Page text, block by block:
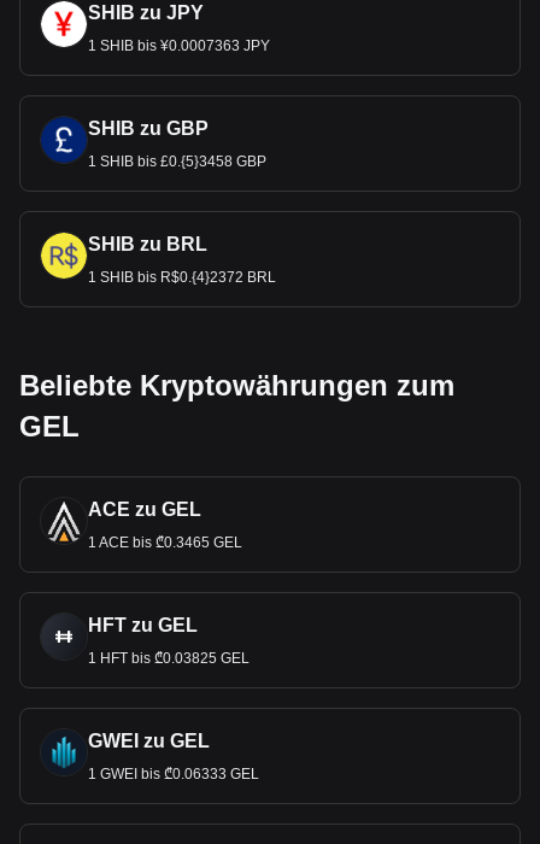
SHIB zu JPY
1 SHIB bis ¥0.0007363 JPY
SHIB zu GBP
1 SHIB bis £0.{5}3458 GBP
SHIB zu BRL
1 SHIB bis R$0.{4}2372 BRL
Beliebte Kryptowährungen zum
GEL
ACE zu GEL
1 ACE bis ₾0.3465 GEL
HFT zu GEL
1 HFT bis ₾0.03825 GEL
GWEI zu GEL
1 GWEI bis ₾0.06333 GEL